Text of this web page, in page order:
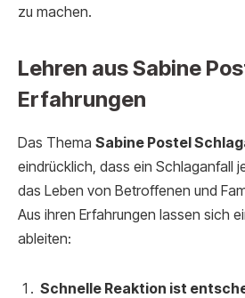
zu machen.
Lehren aus Sabine
Erfahrungen
Das Thema Sabine Postel
eindrücklich, dass ein Schlaganfall
das Leben von Betroffenen und
Aus ihren Erfahrungen lassen sich
ableiten:
Schnelle Reaktion ist